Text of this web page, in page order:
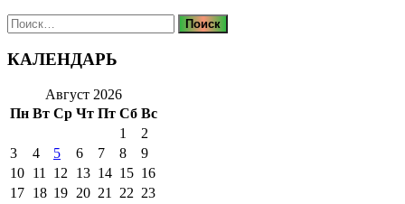
Найти:
КАЛЕНДАРЬ
Август 2026
Пн Вт Ср Чт Пт Сб Вс
1
2
3
4 5 6 7 8
9
10 11 12 13 14 15 16
17 18 19 20 21 22 23